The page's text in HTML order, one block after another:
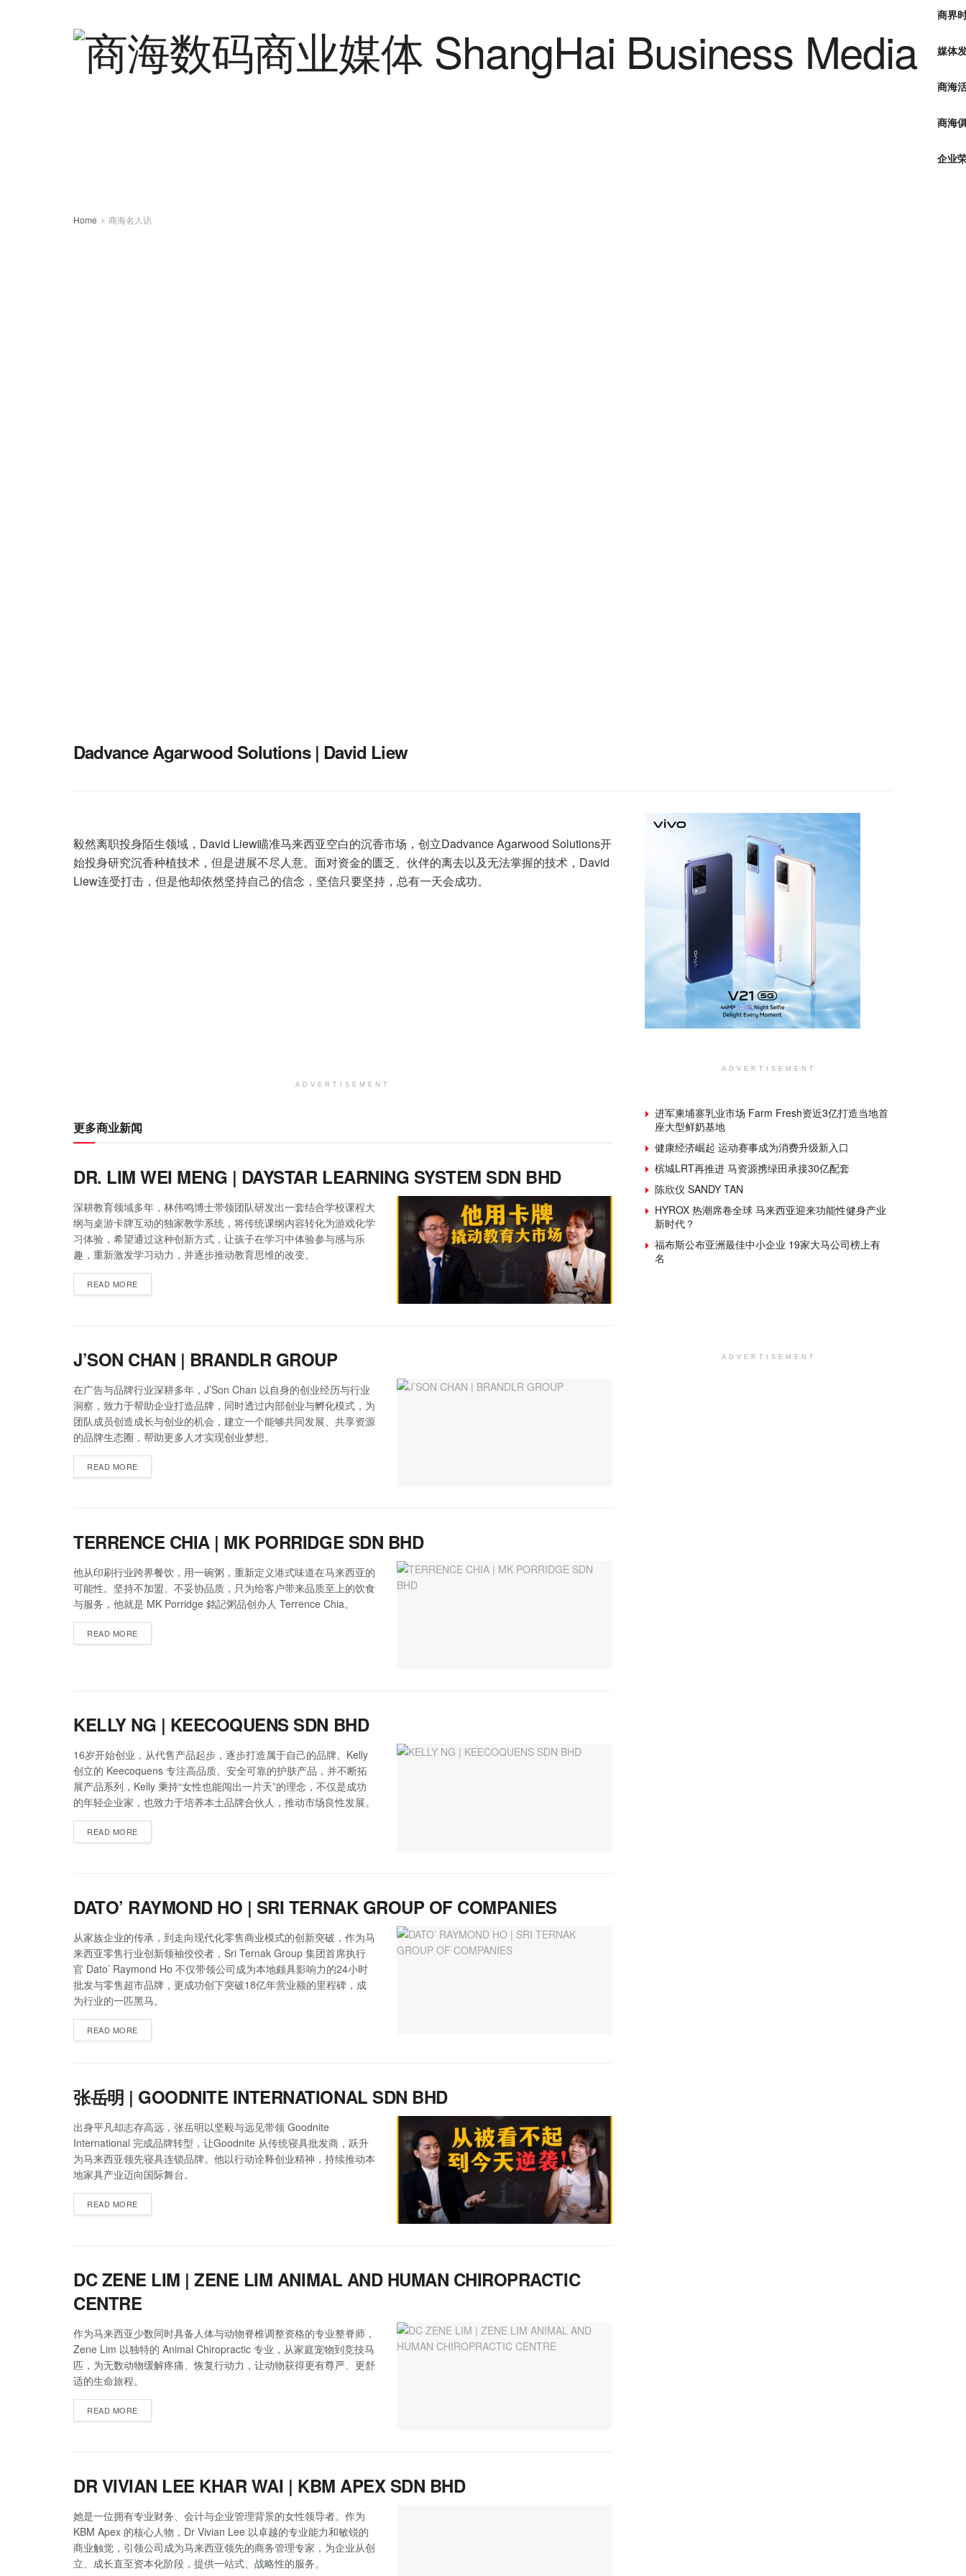
商界
媒体
商海
商海
企业
Home 商海名人访
Dadvance Agarwood Solutions | David Liew
毅然离职投身陌生领域，David Liew瞄准马来西亚空白的沉香市场，创立Dadvance Agarwood Solutions开
始投身研究沉香种植技术，但是进展不尽人意。面对资金的匮乏、伙伴的离去以及无法掌握的技术，David
Liew连受打击，但是他却依然坚持自己的信念，坚信只要坚持，总有一天会成功。
ADVERTISEMENT
更多商业新闻
DR. LIM WEI MENG | DAYSTAR LEARNING SYSTEM SDN BHD
深耕教育领域多年，林伟鸣博士带领团队研发出一套结合学校课程大
纲与桌游卡牌互动的独家教学系统，将传统课纲内容转化为游戏化学
习体验，希望通过这种创新方式，让孩子在学习中体验参与感与乐
趣，重新激发学习动力，并逐步推动教育思维的改变。
READ MORE
J’SON CHAN | BRANDLR GROUP
在广告与品牌行业深耕多年，J’Son Chan 以自身的创业经历与行业
洞察，致力于帮助企业打造品牌，同时透过内部创业与孵化模式，为
团队成员创造成长与创业的机会，建立一个能够共同发展、共享资源
的品牌生态圈，帮助更多人才实现创业梦想。
READ MORE
TERRENCE CHIA | MK PORRIDGE SDN BHD
他从印刷行业跨界餐饮，用一碗粥，重新定义港式味道在马来西亚的
可能性。坚持不加盟、不妥协品质，只为给客户带来品质至上的饮食
与服务，他就是 MK Porridge 銘記粥品创办人 Terrence Chia。
READ MORE
KELLY NG | KEECOQUENS SDN BHD
16岁开始创业，从代售产品起步，逐步打造属于自己的品牌。Kelly
创立的 Keecoquens 专注高品质、安全可靠的护肤产品，并不断拓
展产品系列，Kelly 秉持“女性也能闯出一片天”的理念，不仅是成功
的年轻企业家，也致力于培养本土品牌合伙人，推动市场良性发展。
READ MORE
DATO’ RAYMOND HO | SRI TERNAK GROUP OF COMPANIES
从家族企业的传承，到走向现代化零售商业模式的创新突破，作为马
来西亚零售行业创新领袖佼佼者，Sri Ternak Group 集团首席执行
官 Dato’ Raymond Ho 不仅带领公司成为本地颇具影响力的24小时
批发与零售超市品牌，更成功创下突破18亿年营业额的里程碑，成
为行业的一匹黑马。
READ MORE
张岳明 | GOODNITE INTERNATIONAL SDN BHD
出身平凡却志存高远，张岳明以坚毅与远见带领 Goodnite
International 完成品牌转型，让Goodnite 从传统寝具批发商，跃升
为马来西亚领先寝具连锁品牌。他以行动诠释创业精神，持续推动本
地家具产业迈向国际舞台。
READ MORE
DC ZENE LIM | ZENE LIM ANIMAL AND HUMAN CHIROPRACTIC
CENTRE
作为马来西亚少数同时具备人体与动物脊椎调整资格的专业整脊师，
Zene Lim 以独特的 Animal Chiropractic 专业，从家庭宠物到竞技马
匹，为无数动物缓解疼痛、恢复行动力，让动物获得更有尊严、更舒
适的生命旅程。
READ MORE
DR VIVIAN LEE KHAR WAI | KBM APEX SDN BHD
她是一位拥有专业财务、会计与企业管理背景的女性领导者。作为
KBM Apex 的核心人物，Dr Vivian Lee 以卓越的专业能力和敏锐的
商业触觉，引领公司成为马来西亚领先的商务管理专家，为企业从创
立、成长直至资本化阶段，提供一站式、战略性的服务。
ADVERTISEMENT
进军柬埔寨乳业市场 Farm Fresh资近3亿打造当地首
座大型鲜奶基地
健康经济崛起 运动赛事成为消费升级新入口
槟城LRT再推进 马资源携绿田承接30亿配套
陈欣仪 SANDY TAN
HYROX 热潮席卷全球 马来西亚迎来功能性健身产业
新时代？
福布斯公布亚洲最佳中小企业 19家大马公司榜上有
名
ADVERTISEMENT